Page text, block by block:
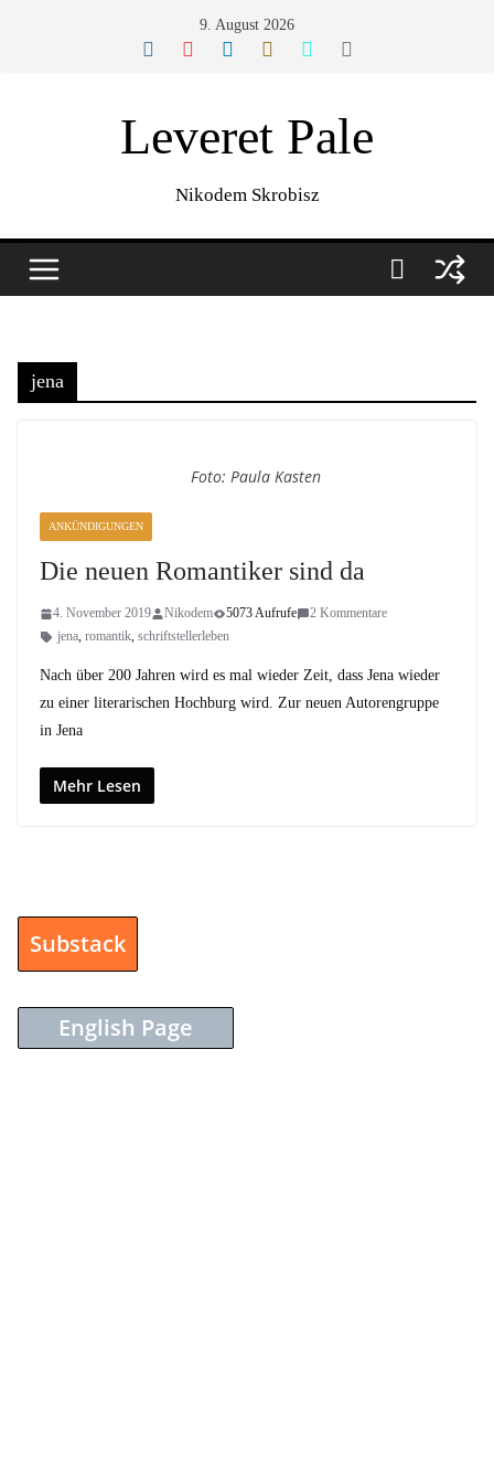
9. August 2026
Leveret Pale
Nikodem Skrobisz
jena
Foto: Paula Kasten
ANKÜNDIGUNGEN
Die neuen Romantiker sind da
4. November 2019 Nikodem 5073 Aufrufe
2 Kommentare
jena, romantik, schriftstellerleben
Nach über 200 Jahren wird es mal wieder Zeit, dass Jena wieder
zu einer literarischen Hochburg wird. Zur neuen Autorengruppe
in Jena
Mehr Lesen
Substack
English Page